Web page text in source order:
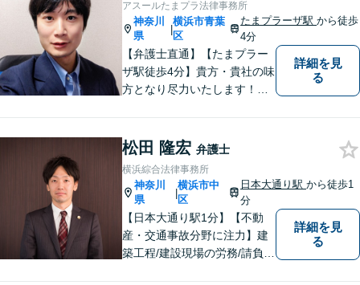
アスールたまプラ法律事務所
神奈川
県
|
横浜市青葉
区
たまプラーザ駅から徒歩
4分
【弁護士直通】【たまプラー
ザ駅徒歩4分】貴方・貴社の味
方となり尽力いたします！当
ください。
詳細を見
る
松田 隆宏 弁護士
横浜綜合法律事務所
神奈川
県
|
横浜市中
区
日本大通り駅から徒歩1
分
【日本大通り駅1分】【不動
産・交通事故分野に注力】建
築工程/建設現場の労務/請負契
詳細を見
る